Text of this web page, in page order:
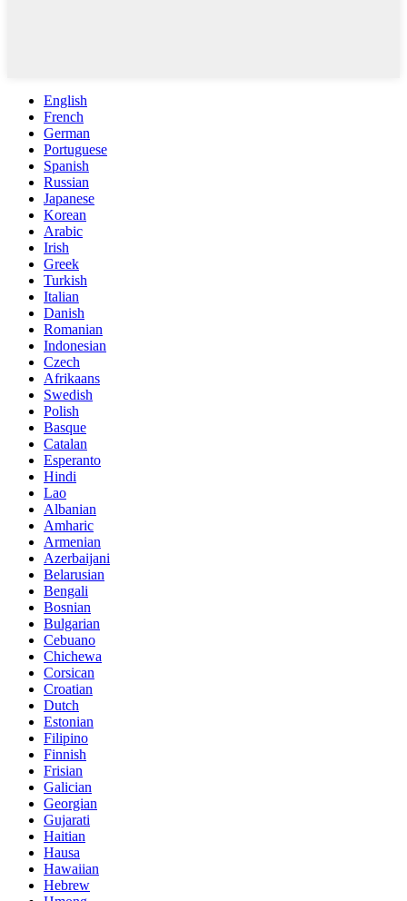
English
French
German
Portuguese
Spanish
Russian
Japanese
Korean
Arabic
Irish
Greek
Turkish
Italian
Danish
Romanian
Indonesian
Czech
Afrikaans
Swedish
Polish
Basque
Catalan
Esperanto
Hindi
Lao
Albanian
Amharic
Armenian
Azerbaijani
Belarusian
Bengali
Bosnian
Bulgarian
Cebuano
Chichewa
Corsican
Croatian
Dutch
Estonian
Filipino
Finnish
Frisian
Galician
Georgian
Gujarati
Haitian
Hausa
Hawaiian
Hebrew